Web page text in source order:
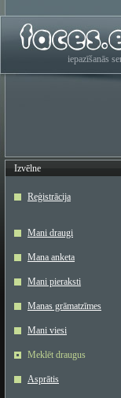
iepazīšanās
Izvēlne
Reģistrācija
Mani draugi
Mana anketa
Mani pieraksti
Manas grāmatzīmes
Mani viesi
Meklēt draugus
Asprātis